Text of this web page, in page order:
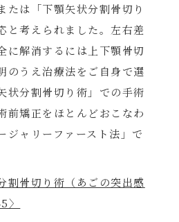
たは「下顎矢状分割骨切り
と考えられました。左右差
に解消するには上下顎骨切
のうえ治療法をご自身で選
状分割骨切り術」での手術
前矯正をほとんどおこなわ
ジャリーファースト法」で
割骨切り術（あごの突出感
〉